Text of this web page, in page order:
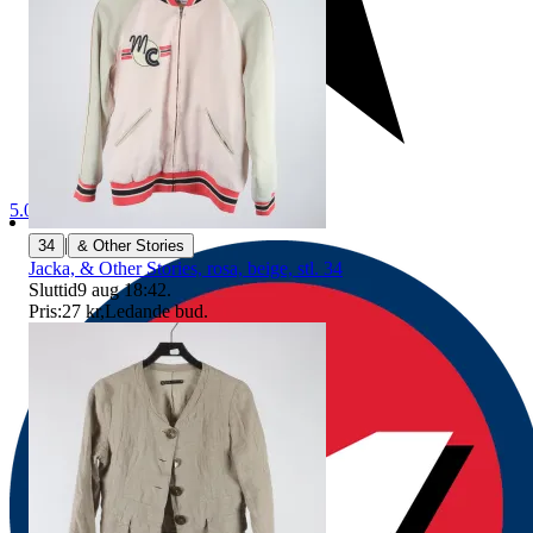
5.0
34 | & Other Stories
Jacka, & Other Stories, rosa, beige, stl. 34
Sluttid9 aug 18:42.
Pris:27 kr,Ledande bud.